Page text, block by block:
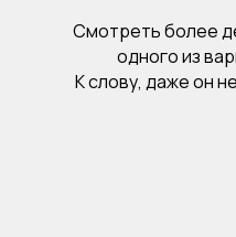
Смотреть более
одного из
К слову, даже он